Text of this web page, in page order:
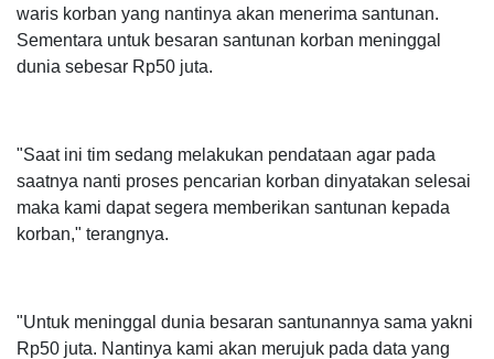
waris korban yang nantinya akan menerima santunan.
Sementara untuk besaran santunan korban meninggal
dunia sebesar Rp50 juta.
"Saat ini tim sedang melakukan pendataan agar pada
saatnya nanti proses pencarian korban dinyatakan selesai
maka kami dapat segera memberikan santunan kepada
korban," terangnya.
"Untuk meninggal dunia besaran santunannya sama yakni
Rp50 juta. Nantinya kami akan merujuk pada data yang